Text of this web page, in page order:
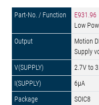
E931.96
Low
Motion
Supply
2.7V to
6µA
SOIC8